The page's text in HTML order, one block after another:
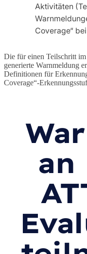
Aktivitäten
Coverage“
Die für einen Teilschritt
generierte Warnmeldung
Definitionen für
Coverage“-
an